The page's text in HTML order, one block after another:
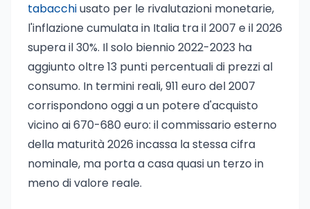
tabacchiusato per le rivalutazioni monetarie,
l'inflazione cumulata in Italia tra il 2007 e il 2026
supera il 30%. Il solo biennio 2022-2023 ha
aggiunto oltre 13 punti percentuali di prezzi al
consumo. In termini reali, 911 euro del 2007
corrispondono oggi a un potere d'acquisto
vicino ai 670-680 euro: il commissario esterno
della maturità 2026 incassa la stessa cifra
nominale, ma porta a casa quasi un terzo in
meno di valore reale.